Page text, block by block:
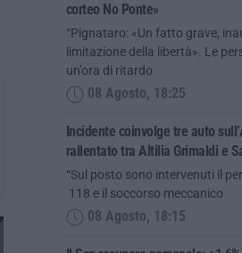
corteo No Ponte»
“Pignataro: «Un fatto grave,
limitazione della libertà». Le
un’ora di ritardo
08 Agosto, 18:25
Incidente coinvolge tre auto
rallentato tra Altilia Grimaldi e
“Sul posto sono intervenuti il
118 e il soccorso meccanico
08 Agosto, 18:15